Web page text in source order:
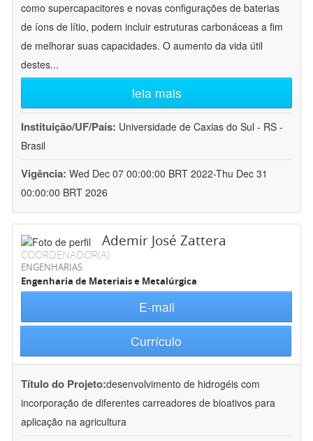
como supercapacitores e novas configurações de baterias
de íons de lítio, podem incluir estruturas carbonáceas a fim
de melhorar suas capacidades. O aumento da vida útil
destes...
leia mais
Instituição/UF/País: Universidade de Caxias do Sul - RS -
Brasil
Vigência: Wed Dec 07 00:00:00 BRT 2022-Thu Dec 31
00:00:00 BRT 2026
Ademir José Zattera
COORDENADOR(A)
ENGENHARIAS
Engenharia de Materiais e Metalúrgica
E-mail
Currículo
Título do Projeto:desenvolvimento de hidrogéis com
incorporação de diferentes carreadores de bioativos para
aplicação na agricultura